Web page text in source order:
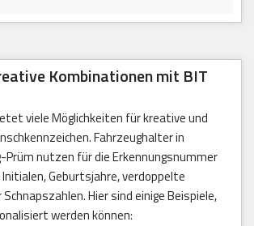
Kombinationen mit BIT
viele Möglichkeiten für kreative und
Fahrzeughalter in
nutzen für die Erkennungsnummer
Geburtsjahre, verdoppelte
Hier sind einige Beispiele,
werden können: